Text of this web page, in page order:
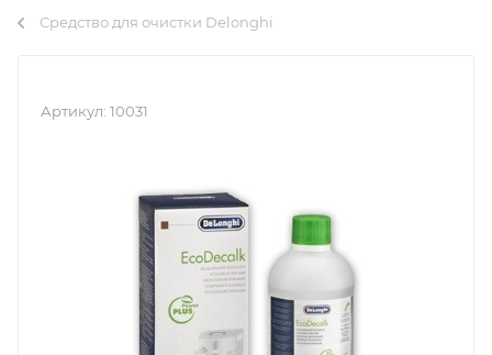
Средство для очистки Delonghi
Артикул: 10031